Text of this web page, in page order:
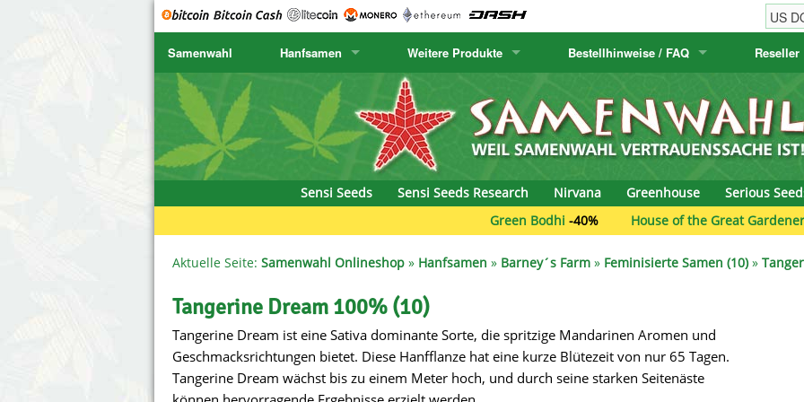
Samenwahl Hanfsamen
SENSI SEEDS
SENSI SEEDS RESEARCH
NIRVANA
SERIOUS SEEDS
SPLIFF SEEDS
Ace Seeds
Anaconda Seeds
CBD Crew
Chronic & Caviar
Delicious Seeds
Dr. Underground Seeds
Dutch Passion
Empire Seeds
Exotic Seeds
Humboldt Seed Company
Humboldt Seeds
Kalashnikov Seeds
Kannabia
krauTHCollective
La Semilla Automatica
Positronics
Prana Medical
Resin Seeds
Ripper Seeds
Samsara Seeds
Weitere Produkte
Kakteensamen
Kanarische Flora
Bestellhinweise / FAQ
Bestellhinweise
Versandhinweise
Reseller
E-MAIL
PASSWORT
Sensi Seeds Sensi Seeds Research Nirvana Greenhouse Serious
Green Bodhi-40% House of the Great Gardener-40%
Aktuelle Seite: Samenwahl Onlineshop » Hanfsamen » Barney´s Farm » Feminisierte Samen (10)»
Tangerine Dream 100% (10)
Tangerine Dream ist eine Sativa dominante Sorte, die spritzige Mandarinen Aromen und
Geschmacksrichtungen bietet. Diese Hanfflanze hat eine kurze Blütezeit von nur 65 Tagen.
Tangerine Dream wächst bis zu einem Meter hoch, und durch seine starken Seitenäste